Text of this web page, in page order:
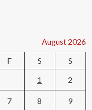
August 2026
F S
S
1
2
7 8 9